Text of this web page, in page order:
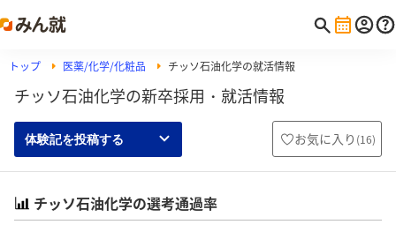
トップ 医薬/化学/化粧品 チッソ石油化学の就活情報
チッソ石油化学の新卒採用・就活情報
体験記を投稿する お気に入り (16)
チッソ石油化学の選考通過率